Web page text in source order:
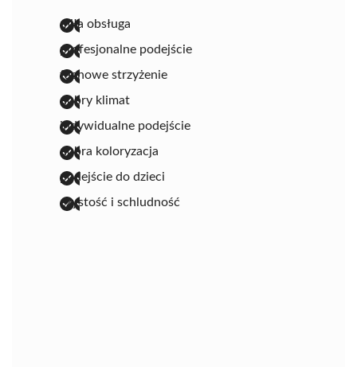
miła obsługa
profesjonalne podejście
fachowe strzyżenie
dobry klimat
indywidualne podejście
dobra koloryzacja
podejście do dzieci
czystość i schludność